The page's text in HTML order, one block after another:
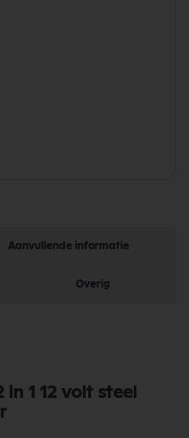
Aanvullende informatie
Overig
1 12 volt steel